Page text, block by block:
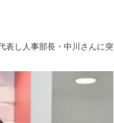
表し人事部長・中川さんに突